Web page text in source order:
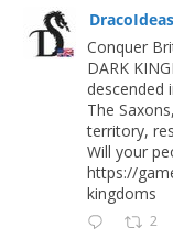
Conquer
DARK
descended
The
territory,
Will your
https://
kingdoms
2